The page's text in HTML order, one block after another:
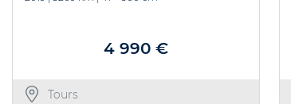
4 990 €
Tours